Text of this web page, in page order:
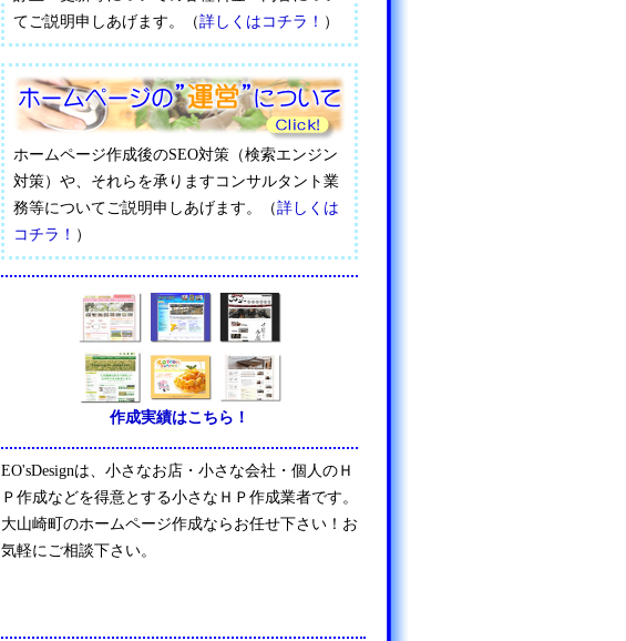
てご説明申しあげます。（詳しくはコチラ！ ）
ホームページ作成後のSEO対策（検索エンジン
対策）や、それらを承りますコンサルタント業
務等についてご説明申しあげます。（詳しくは
コチラ！ ）
作成実績はこちら！
EO'sDesignは、小さなお店・小さな会社・個人のＨ
Ｐ作成などを得意とする小さなＨＰ作成業者です。
大山崎町のホームページ作成ならお任せ下さい！お
気軽にご相談下さい。